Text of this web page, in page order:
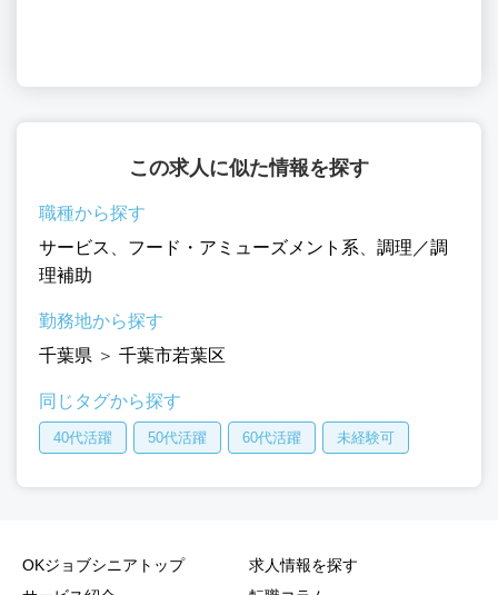
この求人に似た情報を探す
職種から探す
サービス
フード・アミューズメント系
調理／調
理補助
勤務地から探す
千葉県 ＞ 千葉市若葉区
同じタグから探す
40代活躍 50代活躍 60代活躍 未経験可
OKジョブシニアトップ
求人情報を探す